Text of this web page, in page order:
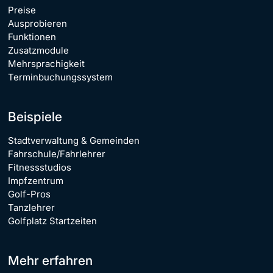
Preise
Ausprobieren
Funktionen
Zusatzmodule
Mehrsprachigkeit
Terminbuchungssystem
Beispiele
Stadtverwaltung & Gemeinden
Fahrschule/Fahrlehrer
Fitnessstudios
Impfzentrum
Golf-Pros
Tanzlehrer
Golfplatz Startzeiten
Mehr erfahren